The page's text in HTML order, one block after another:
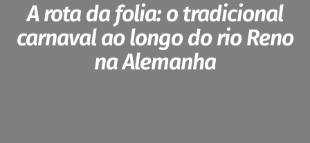
A rota da folia: o tradicional
carnaval ao longo do rio Reno
na Alemanha